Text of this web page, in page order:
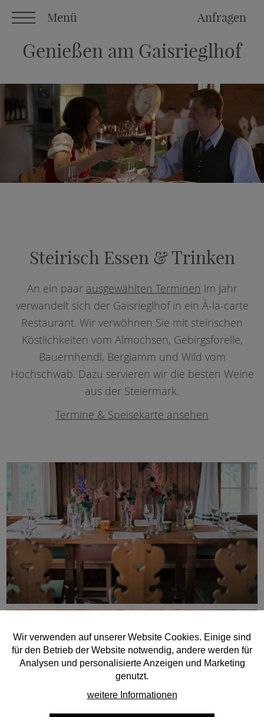
Genießen am Gaisrieglhof
Anfragen
Menü
Steirisch Essen & Trinken
An ein paar ausgewählten Terminen im Jahr
verwandelt sich der Gaisrieglhof in ein À-la-carte
Restaurant. Wir verwöhnen Sie mit steirischen
Köstlichkeiten vom Almochsen, Gebirgsforelle,
Bauernhendl, Berglamm und Wild vom
Hochschwab. Dazu servieren wir die besten Weine
aus der Steiermark.
Termine & Speisekarte ansehen
Wir verwenden auf unserer Website Cookies. Einige sind
für den Betrieb der Website notwendig, andere werden für
Analysen und personalisierte Anzeigen und Marketing
genutzt.
weitere Informationen